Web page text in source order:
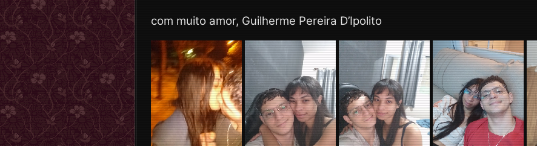
com muito amor, Guilherme Pereira D’Ipolito